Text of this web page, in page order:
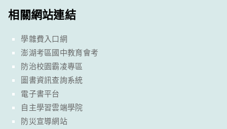
相關網站連結
學雜費入口網
澎湖考區國中教育會考
防治校園霸凌專區
圖書資訊查詢系統
電子書平台
自主學習雲端學院
防災宣導網站